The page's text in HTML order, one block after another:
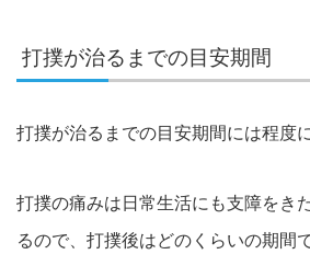
打撲が治るまでの目安期間
打撲が治るまでの目安期間には程度
打撲の痛みは日常生活にも支障をき
るので、打撲後はどのくらいの期間